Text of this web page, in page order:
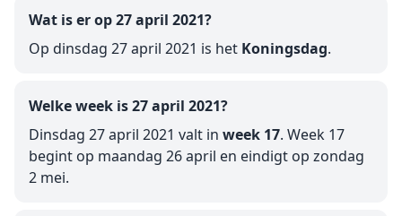
Wat is er op 27 april 2021?
Op dinsdag 27 april 2021 is het Koningsdag.
Welke week is 27 april 2021?
Dinsdag 27 april 2021 valt in week 17. Week 17
begint op maandag 26 april en eindigt op zondag
2 mei.